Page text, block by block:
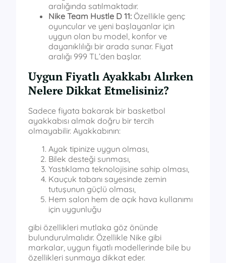
aralığında satılmaktadır.
Nike Team Hustle D 11: Özellikle genç
oyuncular ve yeni başlayanlar için
uygun olan bu model, konfor ve
dayanıklılığı bir arada sunar. Fiyat
aralığı 999 TL’den başlar.
Uygun Fiyatlı Ayakkabı Alırken
Nelere Dikkat Etmelisiniz?
Sadece fiyata bakarak bir basketbol
ayakkabısı almak doğru bir tercih
olmayabilir. Ayakkabının:
Ayak tipinize uygun olması,
Bilek desteği sunması,
Yastıklama teknolojisine sahip olması,
Kauçuk tabanı sayesinde zemin
tutuşunun güçlü olması,
Hem salon hem de açık hava kullanımı
için uygunluğu
gibi özellikleri mutlaka göz önünde
bulundurulmalıdır. Özellikle Nike gibi
markalar, uygun fiyatlı modellerinde bile bu
özellikleri sunmaya dikkat eder.